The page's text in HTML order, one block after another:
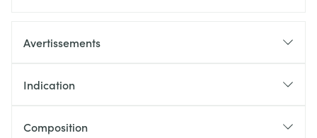
Avertissements
Indication
Composition